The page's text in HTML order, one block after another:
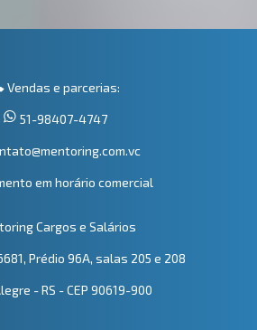
Vendas e parcerias:
51-98407-4747
em horário comercial
Cargos e Salários
Prédio 96A, salas 205 e 208
- RS - CEP 90619-900